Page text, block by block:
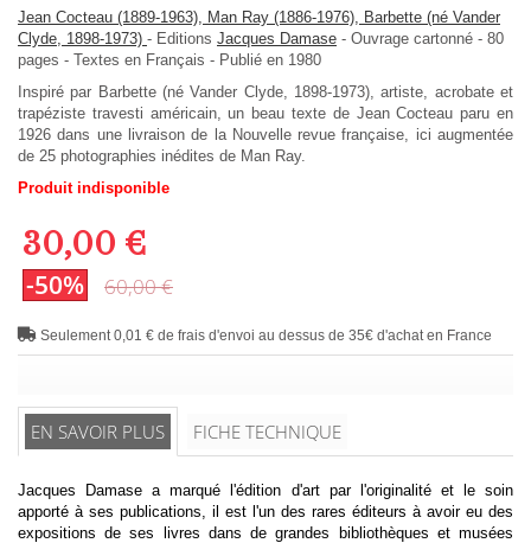
Jean Cocteau (1889-1963), Man Ray (1886-1976), Barbette (né Vander
Clyde, 1898-1973) - Editions Jacques Damase - Ouvrage cartonné - 80
pages - Textes en Français - Publié en 1980
Inspiré par Barbette (né Vander Clyde, 1898-1973), artiste, acrobate et
trapéziste travesti américain, un beau texte de Jean Cocteau paru en
1926 dans une livraison de la Nouvelle revue française, ici augmentée
de 25 photographies inédites de Man Ray.
Produit indisponible
30,00 €
-50% 60,00 €
Seulement 0,01 € de frais d'envoi au dessus de 35€ d'achat en France
EN SAVOIR PLUS FICHE TECHNIQUE
Jacques Damase a marqué l'édition d'art par l'originalité et le soin
apporté à ses publications, il est l'un des rares éditeurs à avoir eu des
expositions de ses livres dans de grandes bibliothèques et musées